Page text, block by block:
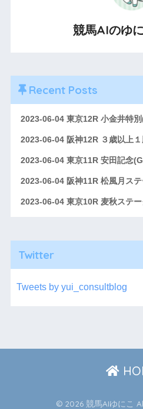
競馬AIのゆに
Recent Posts
2023-06-04 東京12R 小金井特
2023-06-04 阪神12R ３歳以上
2023-06-04 東京11R 安田記念
2023-06-04 阪神11R 松風月ス
2023-06-04 東京10R 麦秋ステ
Twitter
Tweets by yui_consultblog
© 2026 競馬AIゆにこ